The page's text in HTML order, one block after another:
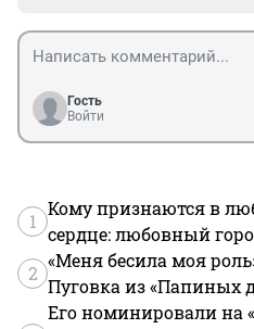
Гость
Войти
1
Кому признаются в
сердце: любовный
2
«Меня бесила моя
Пуговка из «Папиных
Его номинировали на